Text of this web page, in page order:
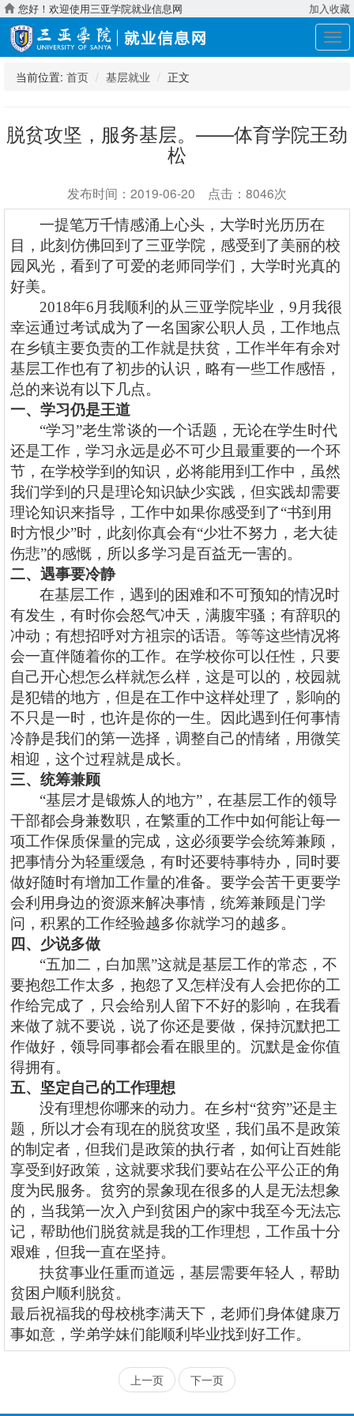
您好！欢迎使用三亚学院就业信息网 加入收藏
展
开
当前位置: 首页 基层就业 正文
脱贫攻坚，服务基层。——体育学院王劲
松
发布时间：2019-06-20 点击：8046次
一提笔万千情感涌上心头，大学时光历历在
目，此刻仿佛回到了三亚学院，感受到了美丽的校
园风光，看到了可爱的老师同学们，大学时光真的
好美。
2018年6月我顺利的从三亚学院毕业，9月我很
幸运通过考试成为了一名国家公职人员，工作地点
在乡镇主要负责的工作就是扶贫，工作半年有余对
基层工作也有了初步的认识，略有一些工作感悟，
总的来说有以下几点。
一、学习仍是王道
“学习”老生常谈的一个话题，无论在学生时代
还是工作，学习永远是必不可少且最重要的一个环
节，在学校学到的知识，必将能用到工作中，虽然
我们学到的只是理论知识缺少实践，但实践却需要
理论知识来指导，工作中如果你感受到了“书到用
时方恨少”时，此刻你真会有“少壮不努力，老大徒
伤悲”的感慨，所以多学习是百益无一害的。
二、遇事要冷静
在基层工作，遇到的困难和不可预知的情况时
有发生，有时你会怒气冲天，满腹牢骚；有辞职的
冲动；有想招呼对方祖宗的话语。等等这些情况将
会一直伴随着你的工作。在学校你可以任性，只要
自己开心想怎么样就怎么样，这是可以的，校园就
是犯错的地方，但是在工作中这样处理了，影响的
不只是一时，也许是你的一生。因此遇到任何事情
冷静是我们的第一选择，调整自己的情绪，用微笑
相迎，这个过程就是成长。
三、统筹兼顾
“基层才是锻炼人的地方”，在基层工作的领导
干部都会身兼数职，在繁重的工作中如何能让每一
项工作保质保量的完成，这必须要学会统筹兼顾，
把事情分为轻重缓急，有时还要特事特办，同时要
做好随时有增加工作量的准备。要学会苦干更要学
会利用身边的资源来解决事情，统筹兼顾是门学
问，积累的工作经验越多你就学习的越多。
四、少说多做
“五加二，白加黑”这就是基层工作的常态，不
要抱怨工作太多，抱怨了又怎样没有人会把你的工
作给完成了，只会给别人留下不好的影响，在我看
来做了就不要说，说了你还是要做，保持沉默把工
作做好，领导同事都会看在眼里的。沉默是金你值
得拥有。
五、坚定自己的工作理想
没有理想你哪来的动力。在乡村“贫穷”还是主
题，所以才会有现在的脱贫攻坚，我们虽不是政策
的制定者，但我们是政策的执行者，如何让百姓能
享受到好政策，这就要求我们要站在公平公正的角
度为民服务。贫穷的景象现在很多的人是无法想象
的，当我第一次入户到贫困户的家中我至今无法忘
记，帮助他们脱贫就是我的工作理想，工作虽十分
艰难，但我一直在坚持。
扶贫事业任重而道远，基层需要年轻人，帮助
贫困户顺利脱贫。
最后祝福我的母校桃李满天下，老师们身体健康万
事如意，学弟学妹们能顺利毕业找到好工作。
上一页 下一页